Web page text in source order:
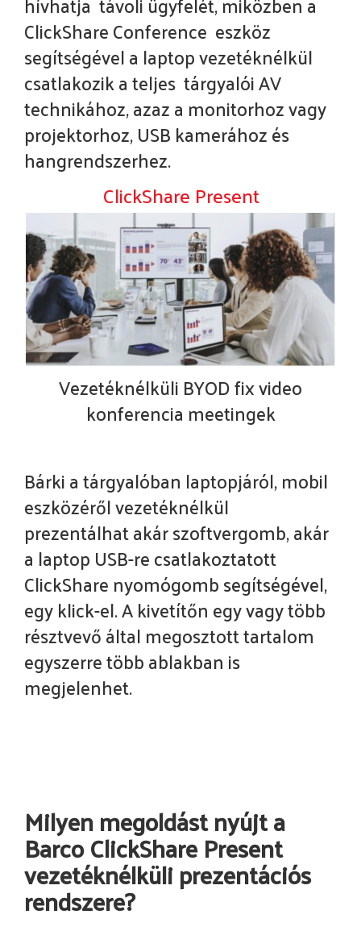
ClickShare Conference eszköz
segítségével a laptop vezetéknélkül
csatlakozik a teljes tárgyalói AV
technikához, azaz a monitorhoz vagy
projektorhoz, USB kamerához és
hangrendszerhez.
ClickShare Present
Vezetéknélküli BYOD fix video
konferencia meetingek
Bárki a tárgyalóban laptopjáról, mobil
eszközéről vezetéknélkül
prezentálhat akár szoftvergomb, akár
a laptop USB-re csatlakoztatott
ClickShare nyomógomb segítségével,
egy klick-el. A kivetítőn egy vagy több
résztvevő által megosztott tartalom
egyszerre több ablakban is
megjelenhet.
Milyen megoldást nyújt a
Barco ClickShare Present
vezetéknélküli prezentációs
rendszere?